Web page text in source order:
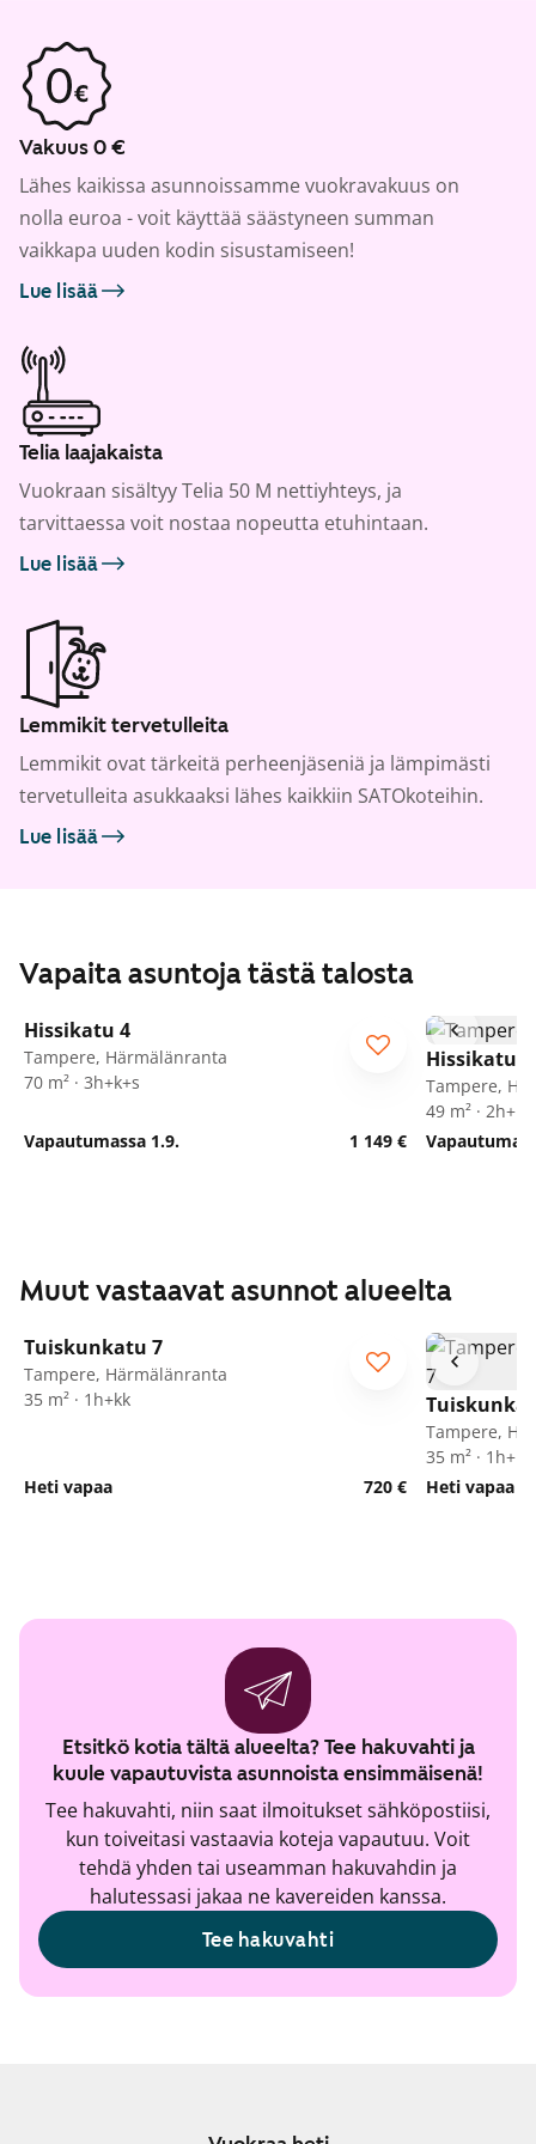
Vakuus 0 €
Lähes kaikissa asunnoissamme vuokravakuus on
nolla euroa - voit käyttää säästyneen summan
vaikkapa uuden kodin sisustamiseen!
Lue lisää
Telia laajakaista
Vuokraan sisältyy Telia 50 M nettiyhteys, ja
tarvittaessa voit nostaa nopeutta etuhintaan.
Lue lisää
Lemmikit tervetulleita
Lemmikit ovat tärkeitä perheenjäseniä ja lämpimästi
tervetulleita asukkaaksi lähes kaikkiin SATOkoteihin.
Lue lisää
Vapaita asuntoja tästä talosta
/15
Hissikatu 4
Tampere, Härmälänranta
70 m² · 3h+k+s
Vapautumassa 1.9. 1 149 €
Hissikatu 4
Tampere,
49 m² ·
Muut vastaavat asunnot alueelta
Tuiskunkatu 7
Tampere, Härmälänranta
35 m² · 1h+kk
Heti vapaa 720 €
Tampere,
35 m² ·
Heti vapaa
Etsitkö kotia tältä alueelta? Tee hakuvahti ja
kuule vapautuvista asunnoista ensimmäisenä!
Tee hakuvahti, niin saat ilmoitukset sähköpostiisi,
kun toiveitasi vastaavia koteja vapautuu. Voit
tehdä yhden tai useamman hakuvahdin ja
halutessasi jakaa ne kavereiden kanssa.
Tee hakuvahti